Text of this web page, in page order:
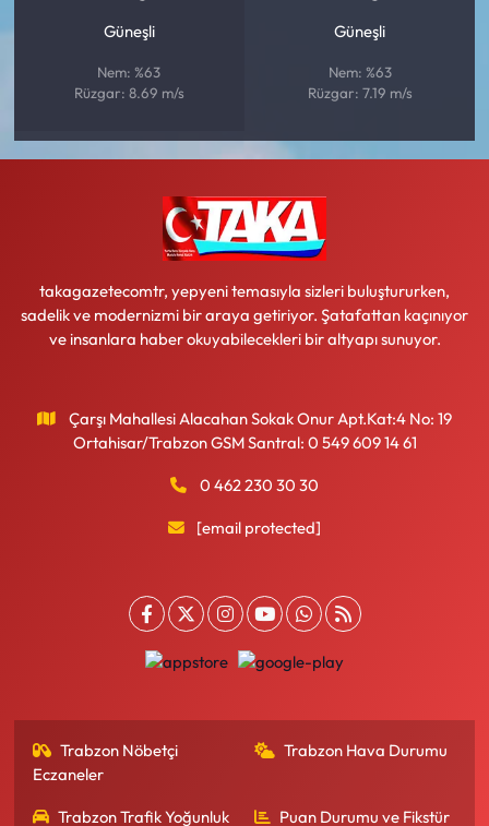
Güneşli
Nem: %63
Rüzgar: 8.69 m/s
Güneşli
Nem: %63
Rüzgar: 7.19 m/s
takagazetecomtr, yepyeni temasıyla sizleri buluştururken,
sadelik ve modernizmi bir araya getiriyor. Şatafattan kaçınıyor
ve insanlara haber okuyabilecekleri bir altyapı sunuyor.
Çarşı Mahallesi Alacahan Sokak Onur Apt.Kat:4 No: 19
Ortahisar/Trabzon GSM Santral: 0 549 609 14 61
0 462 230 30 30
[email protected]
Trabzon Nöbetçi
Eczaneler
Trabzon Hava Durumu
Trabzon Trafik Yoğunluk Puan Durumu ve Fikstür